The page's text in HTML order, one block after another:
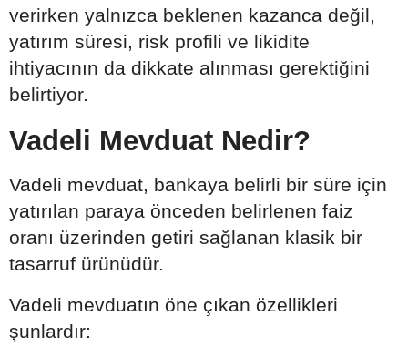
verirken yalnızca beklenen kazanca değil,
yatırım süresi, risk profili ve likidite
ihtiyacının da dikkate alınması gerektiğini
belirtiyor.
Vadeli Mevduat Nedir?
Vadeli mevduat, bankaya belirli bir süre için
yatırılan paraya önceden belirlenen faiz
oranı üzerinden getiri sağlanan klasik bir
tasarruf ürünüdür.
Vadeli mevduatın öne çıkan özellikleri
şunlardır: